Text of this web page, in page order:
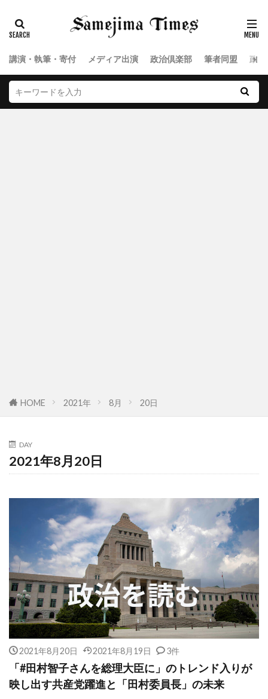
講演・執筆・寄付 メディア出演 政治倶楽部 筆者同盟 政
HOME 2021年 8月 20日
DAY
2021年8月20日
2021年8月20日 2021年8月19日 3件
「#田村智子さんを総理大臣に」のトレンド入りが
映し出す共産党躍進と「田村委員長」の未来